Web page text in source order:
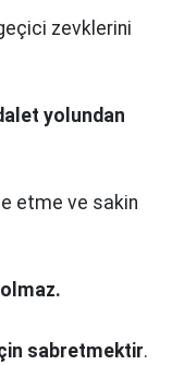
zevklerini
yolundan
etme ve sakin
olmaz.
sabretmektir.